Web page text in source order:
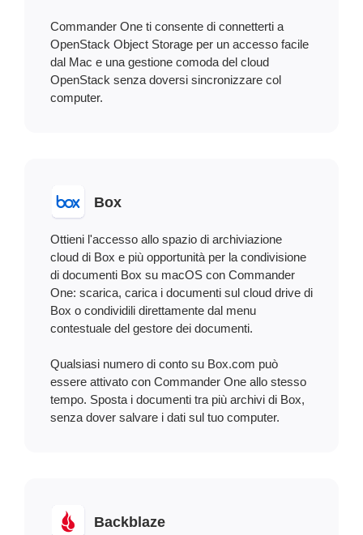
Commander One ti consente di connetterti a
OpenStack Object Storage per un accesso facile
dal Mac e una gestione comoda del cloud
OpenStack senza doversi sincronizzare col
computer.
Box
Ottieni l'accesso allo spazio di archiviazione
cloud di Box e più opportunità per la condivisione
di documenti Box su maсOS con Commander
One: scarica, carica i documenti sul cloud drive di
Box o condividili direttamente dal menu
contestuale del gestore dei documenti.
Qualsiasi numero di conto su Box.com può
essere attivato con Commander One allo stesso
tempo. Sposta i documenti tra più archivi di Box,
senza dover salvare i dati sul tuo computer.
Backblaze